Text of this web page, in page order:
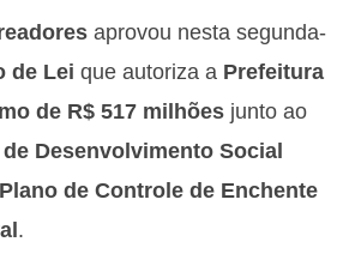
aprovou nesta segunda-
de Lei que autoriza a Prefeitura
de R$ 517 milhões junto ao
Desenvolvimento Social
Plano de Controle de Enchente
.